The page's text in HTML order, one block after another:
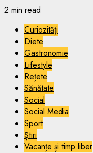
2 min read
Curiozități
Diete
Gastronomie
Lifestyle
Rețete
Sănătate
Social
Social Media
Sport
Știri
Vacanțe și timp liber